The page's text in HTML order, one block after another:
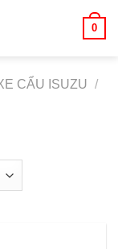
0
CẨU ISUZU /